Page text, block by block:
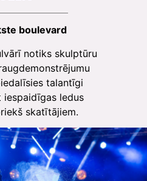
boulevard
notiks skulptūru
talantīgi
ledus
skatītājiem.